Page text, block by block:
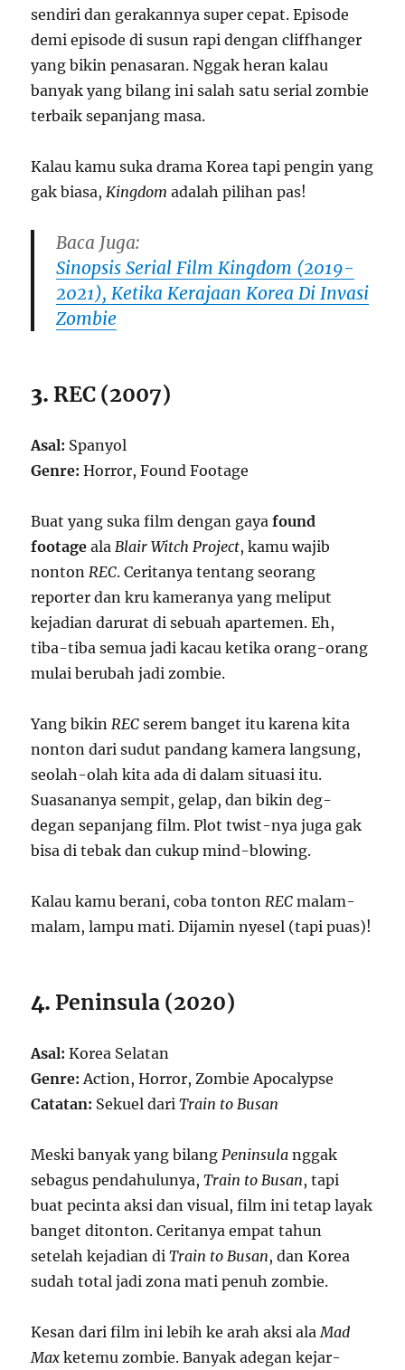
sendiri dan gerakannya super cepat. Episode
demi episode di susun rapi dengan cliffhanger
yang bikin penasaran. Nggak heran kalau
banyak yang bilang ini salah satu serial zombie
terbaik sepanjang masa.
Kalau kamu suka drama Korea tapi pengin yang
gak biasa,Kingdom adalah pilihan pas!
Baca Juga:
Sinopsis Serial Film Kingdom (2019-
2021), Ketika Kerajaan Korea Di Invasi
Zombie
3.REC (2007)
Asal: Spanyol
Genre: Horror, Found Footage
Buat yang suka film dengan gayafound
footage alaBlair Witch Project, kamu wajib
nontonREC. Ceritanya tentang seorang
reporter dan kru kameranya yang meliput
kejadian darurat di sebuah apartemen. Eh,
tiba-tiba semua jadi kacau ketika orang-orang
mulai berubah jadi zombie.
Yang bikinREC serem banget itu karena kita
nonton dari sudut pandang kamera langsung,
seolah-olah kita ada di dalam situasi itu.
Suasananya sempit, gelap, dan bikin deg-
degan sepanjang film. Plot twist-nya juga gak
bisa di tebak dan cukup mind-blowing.
Kalau kamu berani, coba tontonREC malam-
malam, lampu mati. Dijamin nyesel (tapi puas)!
4. Peninsula (2020)
Asal: Korea Selatan
Genre: Action, Horror, Zombie Apocalypse
Catatan: Sekuel dariTrain to Busan
Meski banyak yang bilangPeninsula nggak
sebagus pendahulunya,Train to Busan, tapi
buat pecinta aksi dan visual, film ini tetap layak
banget ditonton. Ceritanya empat tahun
setelah kejadian diTrain to Busan, dan Korea
sudah total jadi zona mati penuh zombie.
Kesan dari film ini lebih ke arah aksi alaMad
Max ketemu zombie. Banyak adegan kejar-